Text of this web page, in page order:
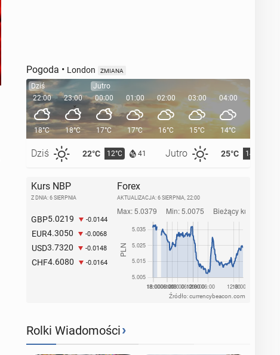
Pogoda • London ZMIANA
Dziś
22:00
18°C
Dziś 22°C 12°C 41 Jutro 25°C 14°C
23:00
18°C
Jutro
00:00
17°C
01:00
17°C
02:00
16°C
03:00
15°C
04:00
14°C
05:00
Kurs NBP
Z DNIA: 6 SIERPNIA
GBP5.0219 -0.0144
EUR4.3050 -0.0068
USD3.7320 -0.0148
CHF4.6080 -0.0164
Forex
AKTUALIZACJA: 6 SIERPNIA, 22:00
Źródło: currencybeacon.com
Rolki Wiadomości›